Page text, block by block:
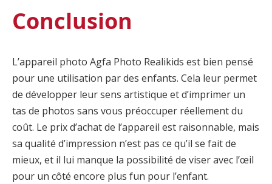
Conclusion
L’appareil photo Agfa Photo Realikids est bien pensé
pour une utilisation par des enfants. Cela leur permet
de développer leur sens artistique et d’imprimer un
tas de photos sans vous préoccuper réellement du
coût. Le prix d’achat de l’appareil est raisonnable, mais
sa qualité d’impression n’est pas ce qu’il se fait de
mieux, et il lui manque la possibilité de viser avec l’œil
pour un côté encore plus fun pour l’enfant.